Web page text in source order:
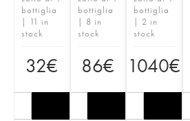
bottiglia
| 11 in
stock
32€
bottiglia
| 8 in
stock
86€
bottiglia
| 2 in
stock
1040€